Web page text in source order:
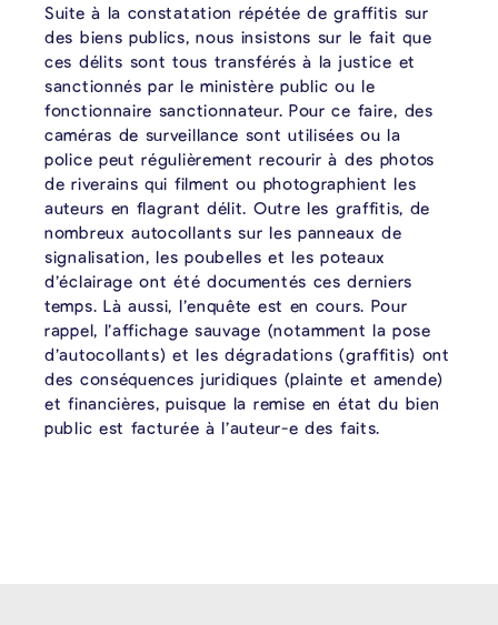
Suite à la constatation répétée de graffitis sur
des biens publics, nous insistons sur le fait que
ces délits sont tous transférés à la justice et
sanctionnés par le ministère public ou le
fonctionnaire sanctionnateur. Pour ce faire, des
caméras de surveillance sont utilisées ou la
police peut régulièrement recourir à des photos
de riverains qui filment ou photographient les
auteurs en flagrant délit. Outre les graffitis, de
nombreux autocollants sur les panneaux de
signalisation, les poubelles et les poteaux
d’éclairage ont été documentés ces derniers
temps. Là aussi, l’enquête est en cours. Pour
rappel, l’affichage sauvage (notamment la pose
d’autocollants) et les dégradations (graffitis) ont
des conséquences juridiques (plainte et amende)
et financières, puisque la remise en état du bien
public est facturée à l’auteur-e des faits.